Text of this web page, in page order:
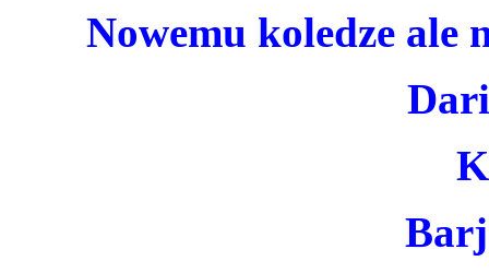
Nowemu koledze ale